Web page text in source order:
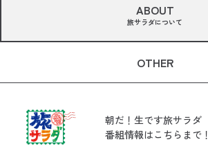
ABOUT
旅サラダについて
OTHER
朝だ！生です旅サラダ
番組情報はこちらまで！